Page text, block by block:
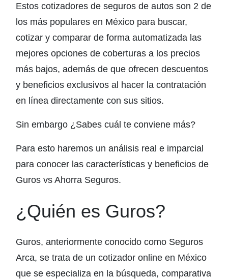
Estos cotizadores de seguros de autos son 2 de
los más populares en México para buscar,
cotizar y comparar de forma automatizada las
mejores opciones de coberturas a los precios
más bajos, además de que ofrecen descuentos
y beneficios exclusivos al hacer la contratación
en línea directamente con sus sitios.
Sin embargo ¿Sabes cuál te conviene más?
Para esto haremos un análisis real e imparcial
para conocer las características y beneficios de
Guros vs Ahorra Seguros.
¿Quién es Guros?
Guros, anteriormente conocido como Seguros
Arca, se trata de un cotizador online en México
que se especializa en la búsqueda, comparativa